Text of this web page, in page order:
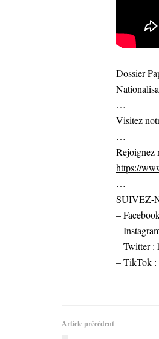
Dossier
…
Visitez
…
Rejoignez
https://
…
SUIVEZ-
–
–
– Twitter :
– TikTok :
Article précédent